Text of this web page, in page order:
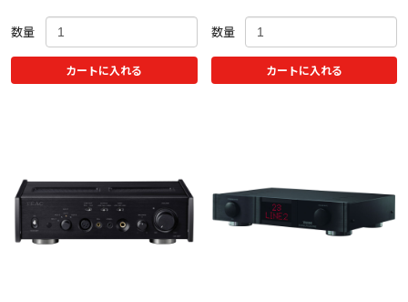
数量
カートに入れる
数量
カートに入れる